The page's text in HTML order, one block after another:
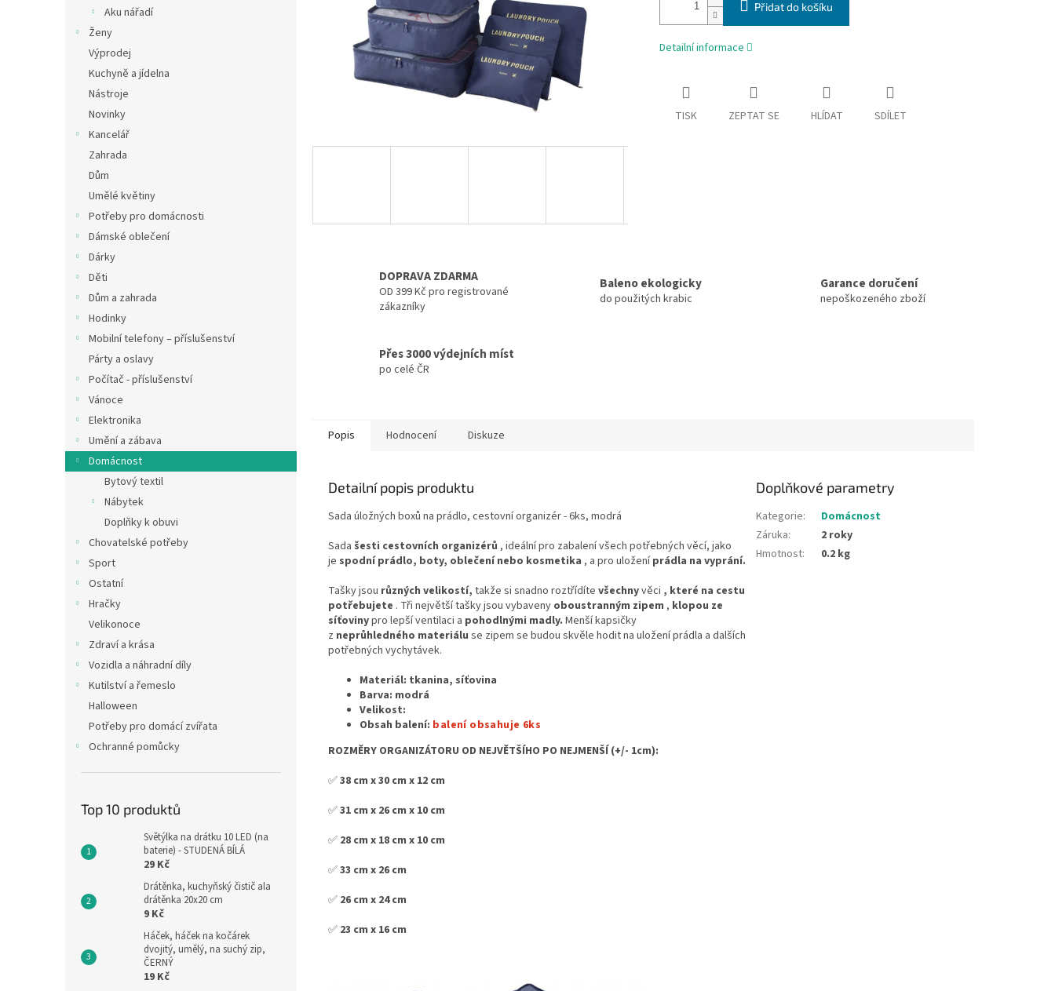
Aku nářadí
Ženy
Výprodej
Kuchyně a jídelna
Nástroje
Novinky
Kancelář
Zahrada
Dům
Umělé květiny
Potřeby pro domácnosti
Dámské oblečení
Dárky
Děti
Dům a zahrada
Hodinky
Mobilní telefony – příslušenství
Párty a oslavy
Počítač - příslušenství
Vánoce
Elektronika
Umění a zábava
Domácnost
Bytový textil
Nábytek
Doplňky k obuvi
Chovatelské potřeby
Sport
Ostatní
Hračky
Velikonoce
Zdraví a krása
Vozidla a náhradní díly
Kutilství a řemeslo
Halloween
Potřeby pro domácí zvířata
Ochranné pomůcky
Top 10 produktů
Světýlka na drátku 10 LED (na
baterie) - STUDENÁ BÍLÁ
29 Kč
Drátěnka, kuchyňský čistič ala
drátěnka 20x20 cm
9 Kč
Háček, háček na kočárek
dvojitý, umělý, na suchý zip,
ČERNÝ
19 Kč
Přidat do košíku
Detailní informace
TISK ZEPTAT SE HLÍDAT SDÍLET
DOPRAVA ZDARMA
OD 399 Kč pro registrované
zákazníky
Baleno ekologicky
do použitých krabic
Garance doručení
nepoškozeného zboží
Přes 3000 výdejních míst
po celé ČR
Popis Hodnocení Diskuze
Detailní popis produktu
Sada úložných boxů na prádlo, cestovní organizér - 6ks, modrá
Sada šesti cestovních organizérů , ideální pro zabalení všech potřebných věcí, jako
je spodní prádlo, boty, oblečení nebo kosmetika , a pro uloženíprádla na vyprání.
Tašky jsou různých velikostí, takže si snadno roztřídíte všechnyvěci , které na cestu
potřebujete . Tři největší tašky jsou vybaveny oboustranným zipem , klopou ze
síťovinypro lepší ventilaci a pohodlnými madly. Menší kapsičky
z neprůhledného materiálu se zipem se budou skvěle hodit na uložení prádla a dalších
potřebných vychytávek.
Materiál: tkanina, síťovina
Barva: modrá
Velikost:
Obsah balení: balení obsahuje 6ks
ROZMĚRY ORGANIZÁTORU OD NEJVĚTŠÍHO PO NEJMENŠÍ (+/- 1cm):
✅38 cm x 30 cm x 12 cm
✅31 cm x 26 cm x 10 cm
✅ 28 cm x 18 cm x 10 cm
✅33 cm x 26 cm
✅ 26 cm x 24 cm
✅ 23 cm x 16 cm
Doplňkové parametry
Kategorie:
Domácnost
Záruka:
2 roky
Hmotnost: 0.2 kg